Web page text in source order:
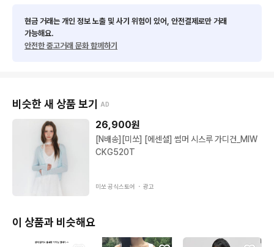
현금 거래는 개인 정보 노출 및 사기 위험이 있어, 안전결제로만 거래
가능해요.
안전한 중고거래 문화 함께하기
비슷한 새 상품 보기 AD
26,900원
[N배송][미쏘] [에센셜] 썸머 시스루 가디건_MIW
CKG520T
미쏘 공식스토어 ・ 광고
이 상품과 비슷해요